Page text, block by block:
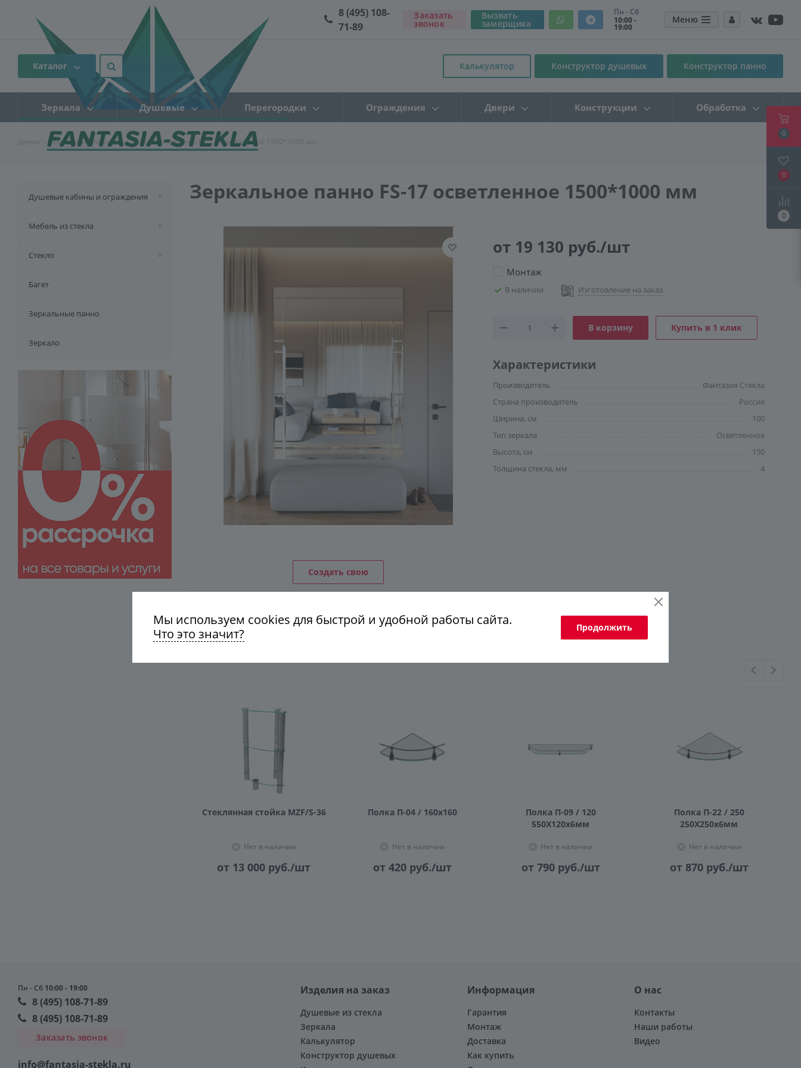
8 (495) 108-
71-89
Заказать
звонок
Вызвать
замерщика
Пн - Сб
10:00 -
19:00
Меню
Каталог Калькулятор Конструктор душевых Конструктор панно
Зеркала Душевые Перегородки Ограждения Двери Конструкции Обработка
Зеркальные панно - Зеркальное панно FS-17 осветленное 1500*1000 мм
Зеркальное панно FS-17 осветленное 1500*1000 мм
от 19 130 руб./шт
Монтаж
В наличии Изготовление на заказ
В корзину Купить в 1 клик
Характеристики
Производитель
Фантазия Стекла
Страна производитель
Россия
Ширина, см
100
Тип зеркала
Осветленное
Высота, см
150
Толщина стекла, мм
4
Создать свою
Стеклянная стойка MZF/S-36
Нет в наличии
от 13 000 руб./шт
Полка П-04 / 160х160
Нет в наличии
от 420руб./шт
Полка П-09 / 120
550X120х6мм
Нет в наличии
от 790руб./шт
Полка П-22 / 250
250Х250х6мм
Нет в наличии
от 870руб./шт
Душевые кабины и ограждения
Мебель из стекла
Стекло
Багет
Зеркальные панно
Зеркало
Пн - Сб 10:00 - 19:00
8 (495) 108-71-89
8 (495) 108-71-89
Заказать звонок
info@fantasia-stekla.ru
Изделия на заказ
Душевые из стекла
Зеркала
Калькулятор
Конструктор душевых
Информация
Гарантия
Монтаж
Доставка
Как купить
О нас
Контакты
Наши работы
Видео
0
0
0
Мы используем cookies для быстрой и удобной работы сайта.
Что это значит?
Продолжить
СТЕКЛО